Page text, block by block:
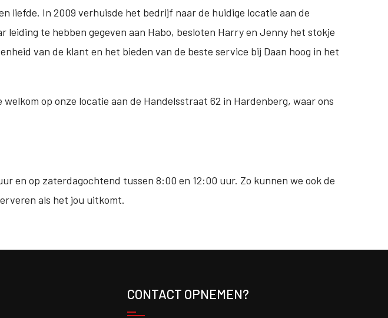
liefde. In 2009 verhuisde het bedrijf naar de huidige locatie aan de
leiding te hebben gegeven aan Habo, besloten Harry en Jenny het stokje
van de klant en het bieden van de beste service bij Daan hoog in het
op onze locatie aan de Handelsstraat 62 in Hardenberg, waar ons
en op zaterdagochtend tussen 8:00 en 12:00 uur. Zo kunnen we ook de
als het jou uitkomt.
CONTACT OPNEMEN?